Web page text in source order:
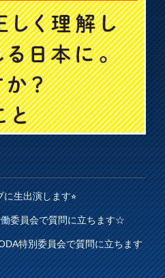
生出演します⭐︎
委員会で質問に立ちます☆
特別委員会で質問に立ちます